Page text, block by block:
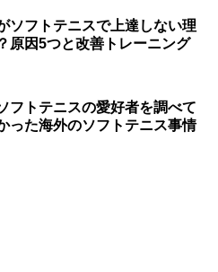
ソフトテニスで上達しない理
原因5つと改善トレーニング
フトテニスの愛好者を調べて
った海外のソフトテニス事情